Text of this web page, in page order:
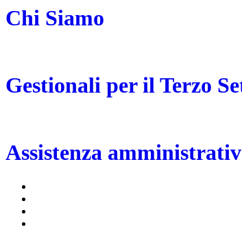
Chi Siamo
Gestionali per il Terzo
Assistenza